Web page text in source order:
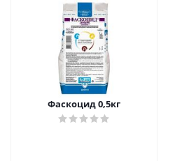
Фаскоцид 0,5кг